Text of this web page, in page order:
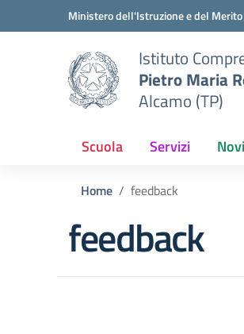
Vai ai contenuti
Vai al menu di navigazioneMinistero dell'Istruzione e del Merito
Istituto
Pietro Maria
Alcamo (TP)
Scuola Servizi
Home feedback
feedback